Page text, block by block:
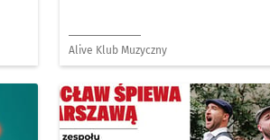
Alive Klub Muzyczny